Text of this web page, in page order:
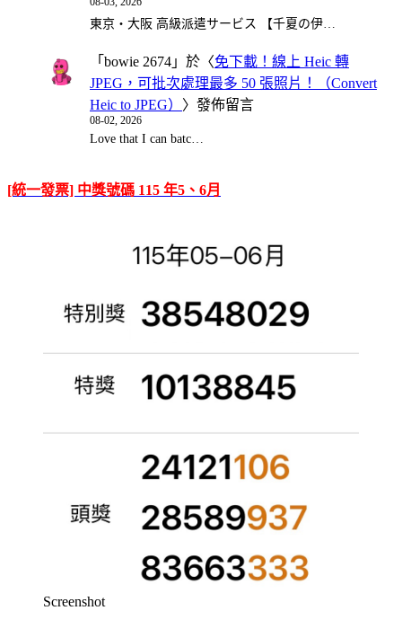
東京・大阪 高級派遣サービス 【千夏の伊…
「 bowie 2674 」於〈免下載！線上 Heic 轉
JPEG，可批次處理最多 50 張照片！（Convert
Heic to JPEG） 〉發佈留言
08-02, 2026
Love that I can batc…
[統一發票] 中獎號碼 115 年5、6月
Screenshot